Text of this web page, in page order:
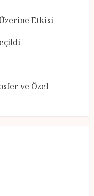
Etkisi
ve Özel
En Güzel Kedileri